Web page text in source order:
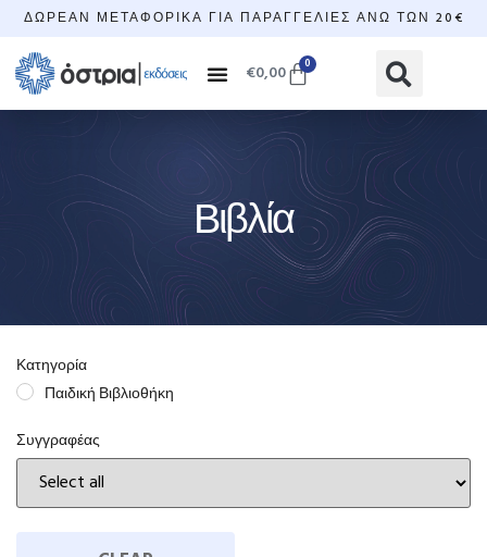
ΔΩΡΕΆΝ ΜΕΤΑΦΟΡΙΚΆ ΓΙΑ ΠΑΡΑΓΓΕΛΊΕΣ ΆΝΩ ΤΩΝ 20€
€0,00 0
Βιβλία
Κατηγορία
Παιδική Βιβλιοθήκη
Συγγραφέας